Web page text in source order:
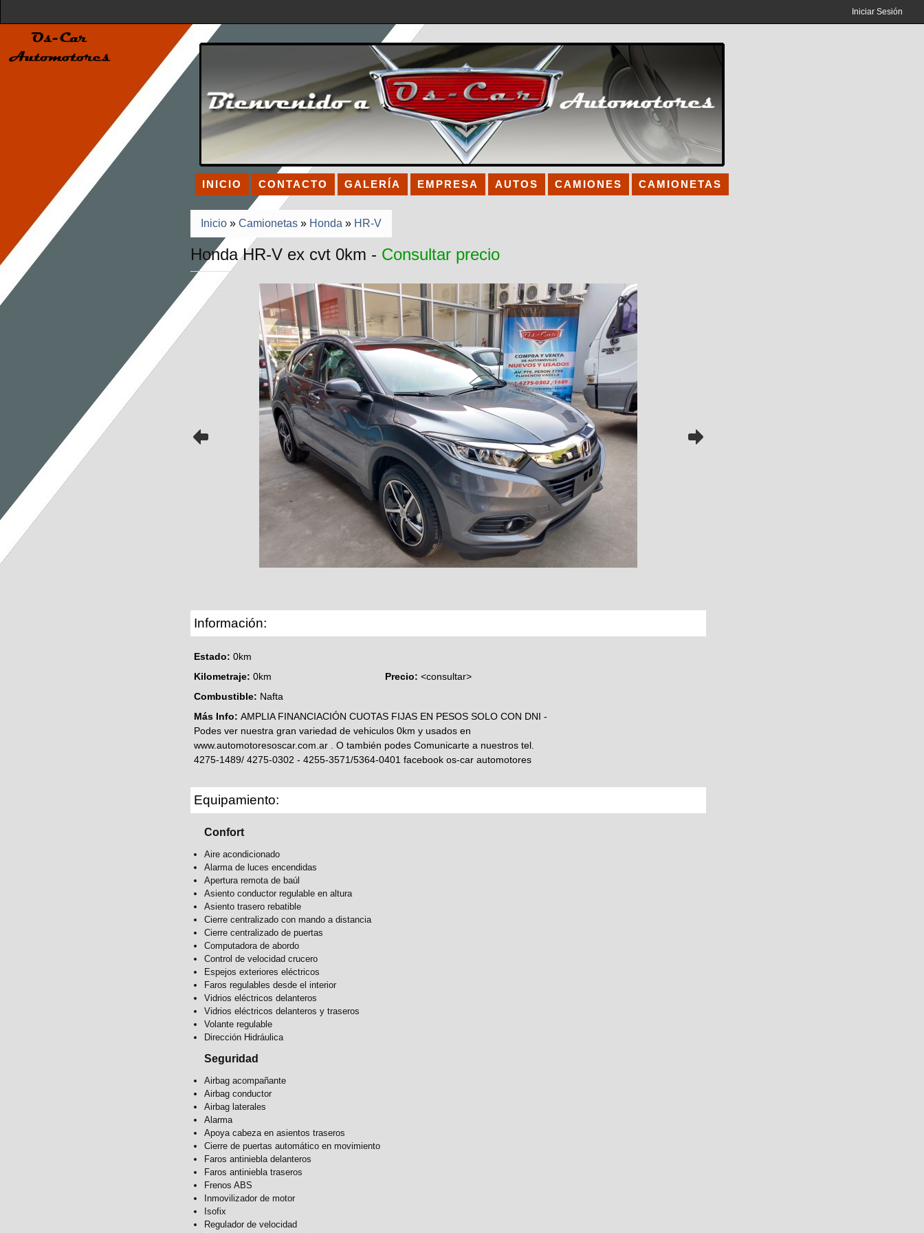
Iniciar Sesión
INICIO CONTACTO GALERÍA EMPRESA AUTOS CAMIONES CAMIONETAS
Inicio » Camionetas » Honda » HR-V
Honda HR-V ex cvt 0km - Consultar precio
Información:
Estado: 0km
Kilometraje: 0km Precio: <consultar>
Combustible: Nafta
Más Info: AMPLIA FINANCIACIÓN CUOTAS FIJAS EN PESOS SOLO CON DNI -
Podes ver nuestra gran variedad de vehiculos 0km y usados en
www.automotoresoscar.com.ar . O también podes Comunicarte a nuestros tel.
4275-1489/ 4275-0302 - 4255-3571/5364-0401 facebook os-car automotores
Equipamiento:
Confort
Aire acondicionado
Alarma de luces encendidas
Apertura remota de baúl
Asiento conductor regulable en altura
Asiento trasero rebatible
Cierre centralizado con mando a distancia
Cierre centralizado de puertas
Computadora de abordo
Control de velocidad crucero
Espejos exteriores eléctricos
Faros regulables desde el interior
Vidrios eléctricos delanteros
Vidrios eléctricos delanteros y traseros
Volante regulable
Dirección Hidráulica
Seguridad
Airbag acompañante
Airbag conductor
Airbag laterales
Alarma
Apoya cabeza en asientos traseros
Cierre de puertas automático en movimiento
Faros antiniebla delanteros
Faros antiniebla traseros
Frenos ABS
Inmovilizador de motor
Isofix
Regulador de velocidad